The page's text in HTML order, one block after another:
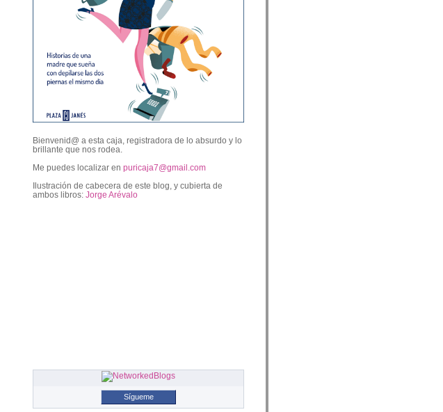
Bienvenid@ a esta caja, registradora de lo absurdo y lo
brillante que nos rodea.
Me puedes localizar en puricaja7@gmail.com
Ilustración de cabecera de este blog, y cubierta de
ambos libros: Jorge Arévalo
Sígueme